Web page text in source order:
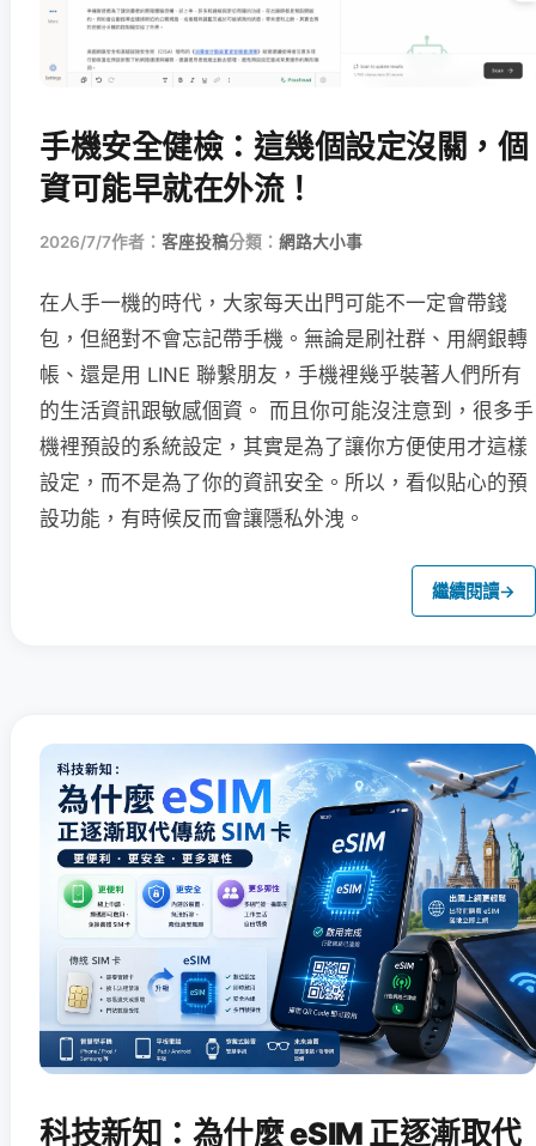
手機安全健檢：這幾個設定沒關，個
資可能早就在外流！
2026/7/7作者： 客座投稿分類： 網路大小事
在人手一機的時代，大家每天出門可能不一定會帶錢
包，但絕對不會忘記帶手機。無論是刷社群、用網銀轉
帳、還是用 LINE 聯繫朋友，手機裡幾乎裝著人們所有
的生活資訊跟敏感個資。 而且你可能沒注意到，很多手
機裡預設的系統設定，其實是為了讓你方便使用才這樣
設定，而不是為了你的資訊安全。所以，看似貼心的預
設功能，有時候反而會讓隱私外洩。
繼續閱讀→
科技新知：為什麼 eSIM 正逐漸取代